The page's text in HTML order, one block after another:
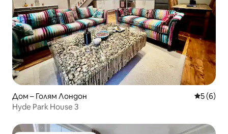
Дом – Голям Лондон Средна
5 (6)
Hyde Park House 3